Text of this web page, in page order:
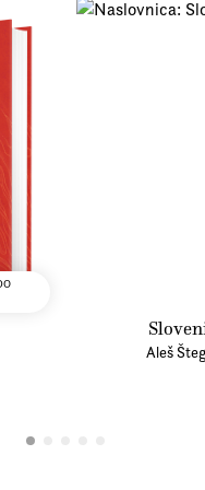
Alfreda Kolleritscha
Aleš